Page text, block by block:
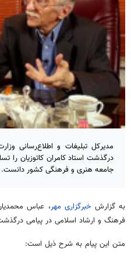
مدیرکل تبلیغات و اطلاع‌رسانی
درگذشت استاد کامران کاتوزیان را
جامعه هنری و فرهنگی کشور دانست.
به گزارش خبرگزاری مهر، عباس
فرهنگ و ارشاد اسلامی در پیامی
متن این پیام به شرح ذیل است: